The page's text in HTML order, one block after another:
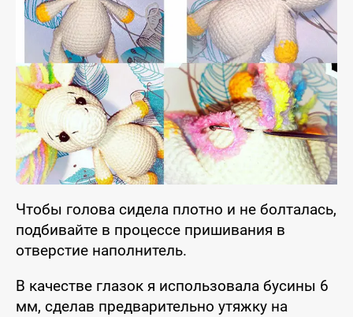
Чтобы голова сидела плотно и не болталась,
подбивайте в процессе пришивания в
отверстие наполнитель.
В качестве глазок я использовала бусины 6
мм, сделав предварительно утяжку на